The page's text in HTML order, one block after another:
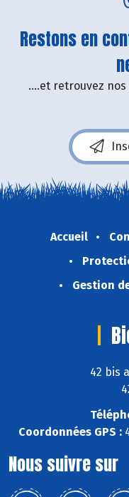
Restons en
....et retrouvez
Accueil
Gestion
42 bis
Coordonnées GPS :
Nous suivre sur